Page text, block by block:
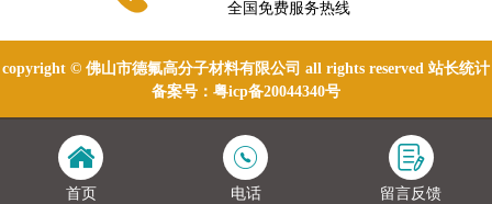
全国免费服务热线
copyright © 佛山市德氟高分子材料有限公司 all rights reserved 站长统计
备案号： 粤icp备20044340号
首页 电话 留言反馈